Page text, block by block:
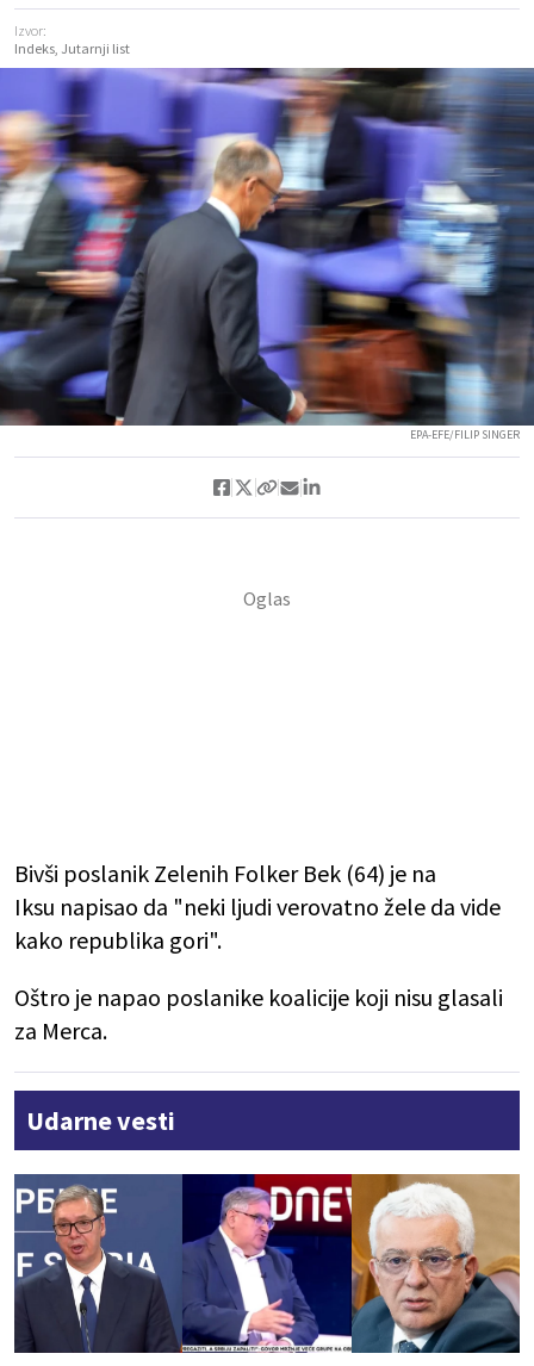
Izvor:
Indeks, Jutarnji list
EPA-EFE/FILIP SINGER
Bivši poslanik Zelenih Folker Bek (64) je na
Iksu napisao da "neki ljudi verovatno žele da vide
kako republika gori".
Oštro je napao poslanike koalicije koji nisu glasali
za Merca.
Udarne vesti